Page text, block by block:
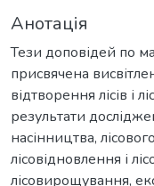
Анотація
Тези доповідей по
присвячена
відтворення лісів і
результати
насінництва,
лісовідновлення і
лісовирощування,